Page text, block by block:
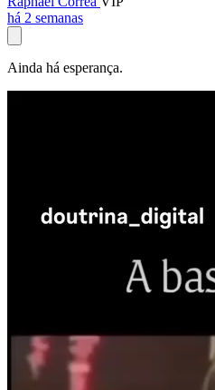
há 2 semanas
Ainda há esperança.